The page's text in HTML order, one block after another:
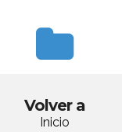
Volver a
Inicio